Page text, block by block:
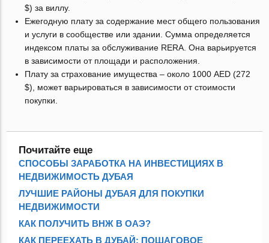
$) за виллу.
Ежегодную плату за содержание мест общего пользования
и услуги в сообществе или здании. Сумма определяется
индексом платы за обслуживание RERA. Она варьируется
в зависимости от площади и расположения.
Плату за страхование имущества – около 1000 AED (272
$), может варьироваться в зависимости от стоимости
покупки.
Почитайте еще
СПОСОБЫ ЗАРАБОТКА НА ИНВЕСТИЦИЯХ В
НЕДВИЖИМОСТЬ ДУБАЯ
ЛУЧШИЕ РАЙОНЫ ДУБАЯ ДЛЯ ПОКУПКИ
НЕДВИЖИМОСТИ
КАК ПОЛУЧИТЬ ВНЖ В ОАЭ?
КАК ПЕРЕЕХАТЬ В ДУБАЙ: ПОШАГОВОЕ